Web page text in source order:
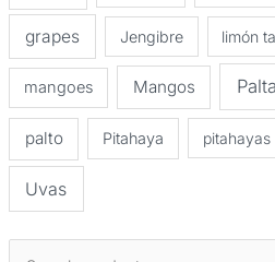
grapes Jengibre limón
mangoes Mangos Palta
palto Pitahaya pitahayas
Uvas